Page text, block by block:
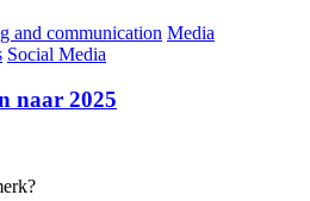
and communication Media
Social Media
naar 2025